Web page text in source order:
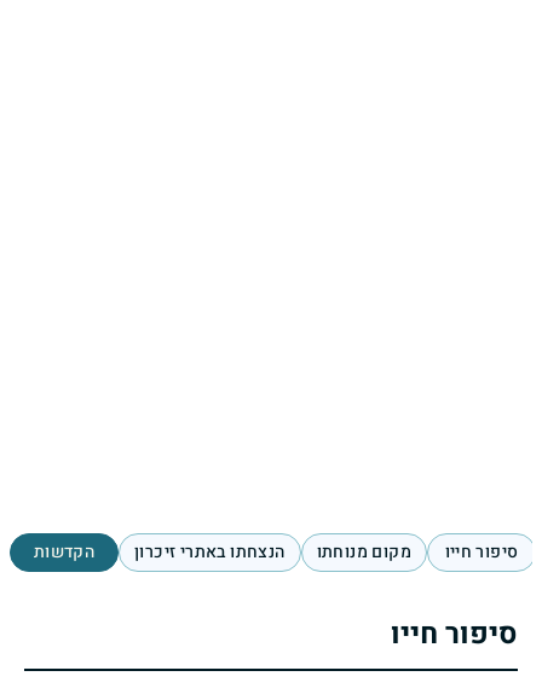
סיפור חייו מקום מנוחתו הנצחתו באתרי זיכרון הקדשות
סיפור חייו